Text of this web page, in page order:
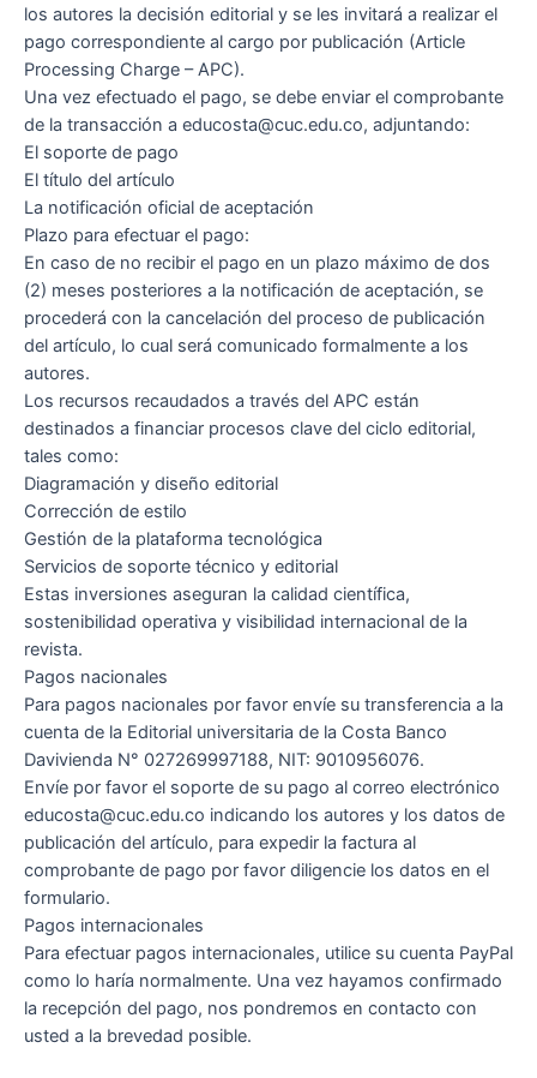
los autores la decisión editorial y se les invitará a realizar el
pago correspondiente al cargo por publicación (Article
Processing Charge – APC).
Una vez efectuado el pago, se debe enviar el comprobante
de la transacción a educosta@cuc.edu.co, adjuntando:
El soporte de pago
El título del artículo
La notificación oficial de aceptación
Plazo para efectuar el pago:
En caso de no recibir el pago en un plazo máximo de dos
(2) meses posteriores a la notificación de aceptación, se
procederá con la cancelación del proceso de publicación
del artículo, lo cual será comunicado formalmente a los
autores.
Los recursos recaudados a través del APC están
destinados a financiar procesos clave del ciclo editorial,
tales como:
Diagramación y diseño editorial
Corrección de estilo
Gestión de la plataforma tecnológica
Servicios de soporte técnico y editorial
Estas inversiones aseguran la calidad científica,
sostenibilidad operativa y visibilidad internacional de la
revista.
Pagos nacionales
Para pagos nacionales por favor envíe su transferencia a la
cuenta de la Editorial universitaria de la Costa Banco
Davivienda N° 027269997188, NIT: 9010956076.
Envíe por favor el soporte de su pago al correo electrónico
educosta@cuc.edu.co indicando los autores y los datos de
publicación del artículo, para expedir la factura al
comprobante de pago por favor diligencie los datos en el
formulario.
Pagos internacionales
Para efectuar pagos internacionales, utilice su cuenta PayPal
como lo haría normalmente. Una vez hayamos confirmado
la recepción del pago, nos pondremos en contacto con
usted a la brevedad posible.